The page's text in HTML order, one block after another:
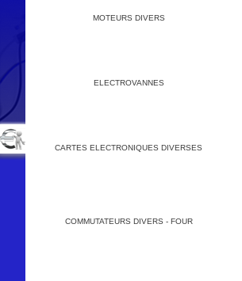
MOTEURS DIVERS
ELECTROVANNES
CARTES ELECTRONIQUES DIVERSES
COMMUTATEURS DIVERS - FOUR